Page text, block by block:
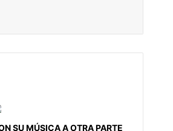
SU MÚSICA A OTRA PARTE